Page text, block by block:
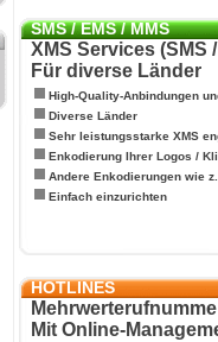
SMS / EMS / MMS
XMS Services (SMS
Für diverse Länder
High-Quality-Anbindungen
Diverse Länder
Sehr leistungsstarke XMS
Enkodierung Ihrer Logos /
Andere Enkodierungen wie
Einfach einzurichten
HOTLINES
Mit Online-